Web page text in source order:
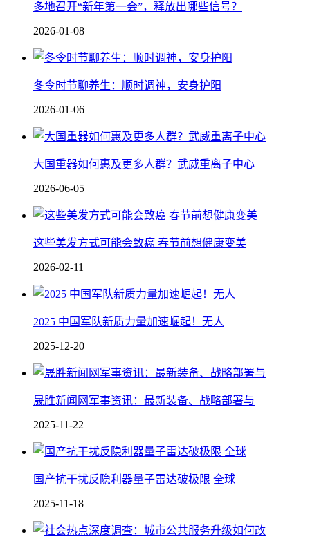
多地召开“新年第一会”，释放出哪些信号？
2026-01-08
冬令时节聊养生：顺时调神，安身护阳
2026-01-06
大国重器如何惠及更多人群？武威重离子中心
2026-06-05
这些美发方式可能会致癌 春节前想健康变美
2026-02-11
2025 中国军队新质力量加速崛起！无人
2025-12-20
晟胜新闻网军事资讯：最新装备、战略部署与
2025-11-22
国产抗干扰反隐利器 量子雷达破极限 全球
2025-11-18